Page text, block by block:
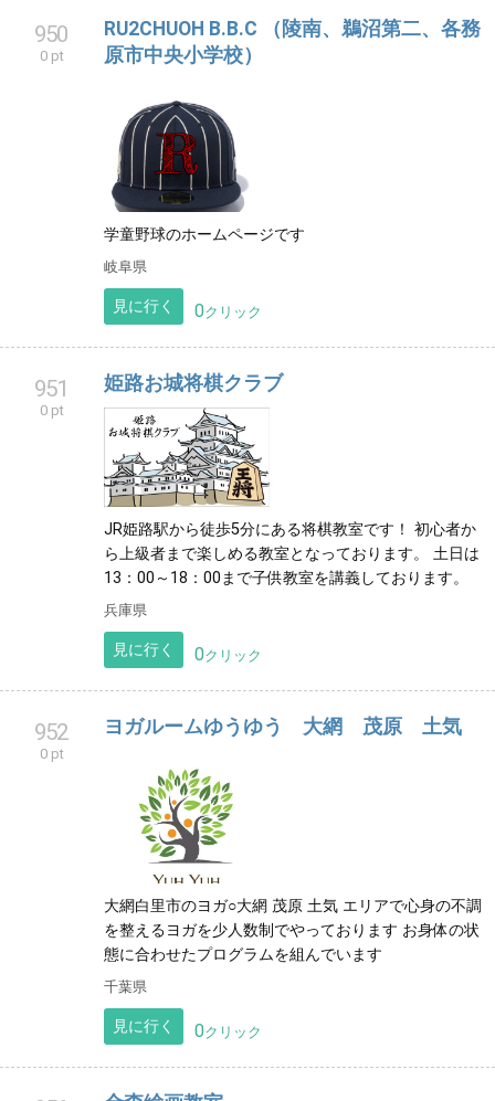
950
0 pt
RU2CHUOH B.B.C （陵南、鵜沼第二、各務
原市中央小学校）
学童野球のホームページです
岐阜県
見に行く 0クリック
951
0 pt
姫路お城将棋クラブ
JR姫路駅から徒歩5分にある将棋教室です！ 初心者か
ら上級者まで楽しめる教室となっております。 土日は
13：00～18：00まで子供教室を講義しております。
兵庫県
見に行く 0クリック
952
0 pt
ヨガルームゆうゆう 大網 茂原 土気
大網白里市のヨガ○大網 茂原 土気 エリアで心身の不調
を整えるヨガを少人数制でやっております お身体の状
態に合わせたプログラムを組んでいます
千葉県
見に行く 0クリック